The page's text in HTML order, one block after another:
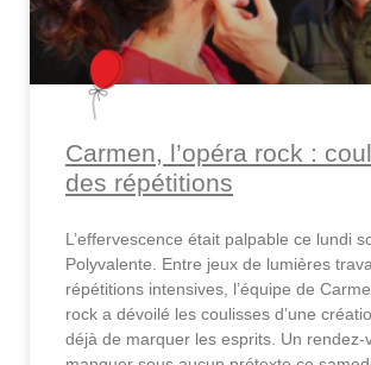
Carmen, l’opéra rock :
des répétitions
L’effervescence était palpable ce lundi
Polyvalente. Entre jeux de lumières
répétitions intensives, l’équipe de
rock a dévoilé les coulisses d’une
déjà de marquer les esprits. Un rendez-